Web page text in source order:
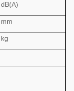
dB(A)
mm
kg